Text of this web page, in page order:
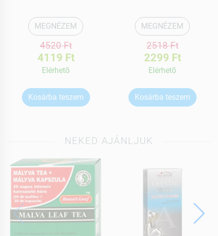
MEGNÉZEM
4520 Ft
4119 Ft
Elérhetõ
Kosárba teszem
MEGNÉZEM
2518 Ft
2299 Ft
Elérhetõ
Kosárba teszem
NEKED AJÁNLJUK